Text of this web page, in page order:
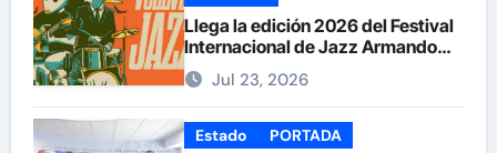
Llega la edición 2026 del Festival
Internacional de Jazz Armando
Nuñez
Jul 23, 2026
Estado PORTADA